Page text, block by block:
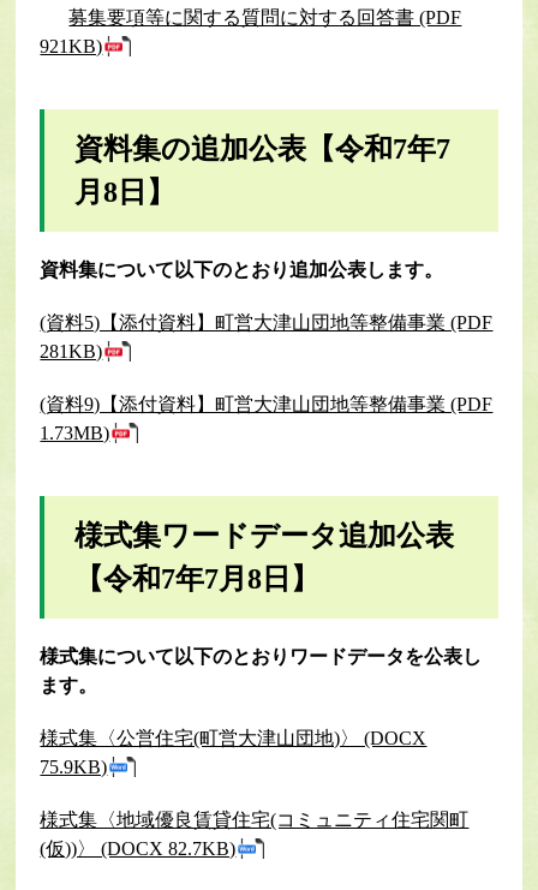
募集要項等に関する質問に対する回答書 (PDF
921KB)
資料集の追加公表 【令和7年7
月8日】
資料集について以下のとおり追加公表します。
(資料5)【添付資料】町営大津山団地等整備事業 (PDF
281KB)
(資料9)【添付資料】町営大津山団地等整備事業 (PDF
1.73MB)
様式集ワードデータ追加公表
【令和7年7月8日】
様式集について以下のとおりワードデータを公表し
ます。
様式集〈公営住宅(町営大津山団地)〉 (DOCX
75.9KB)
様式集〈地域優良賃貸住宅(コミュニティ住宅関町
(仮))〉 (DOCX 82.7KB)